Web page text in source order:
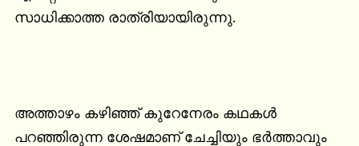
സാധിക്കാത്ത രാത്രിയായിരുന്നു.
അത്താഴം കഴിഞ്ഞ് കുറേനേരം കഥകള്‍
പറഞ്ഞിരുന്ന ശേഷമാണ് ചേച്ചിയും ഭര്‍ത്താവും